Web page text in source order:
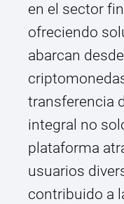
en el sector
ofreciendo
abarcan
transferencia
integral no
plataforma
usuarios
contribuido a